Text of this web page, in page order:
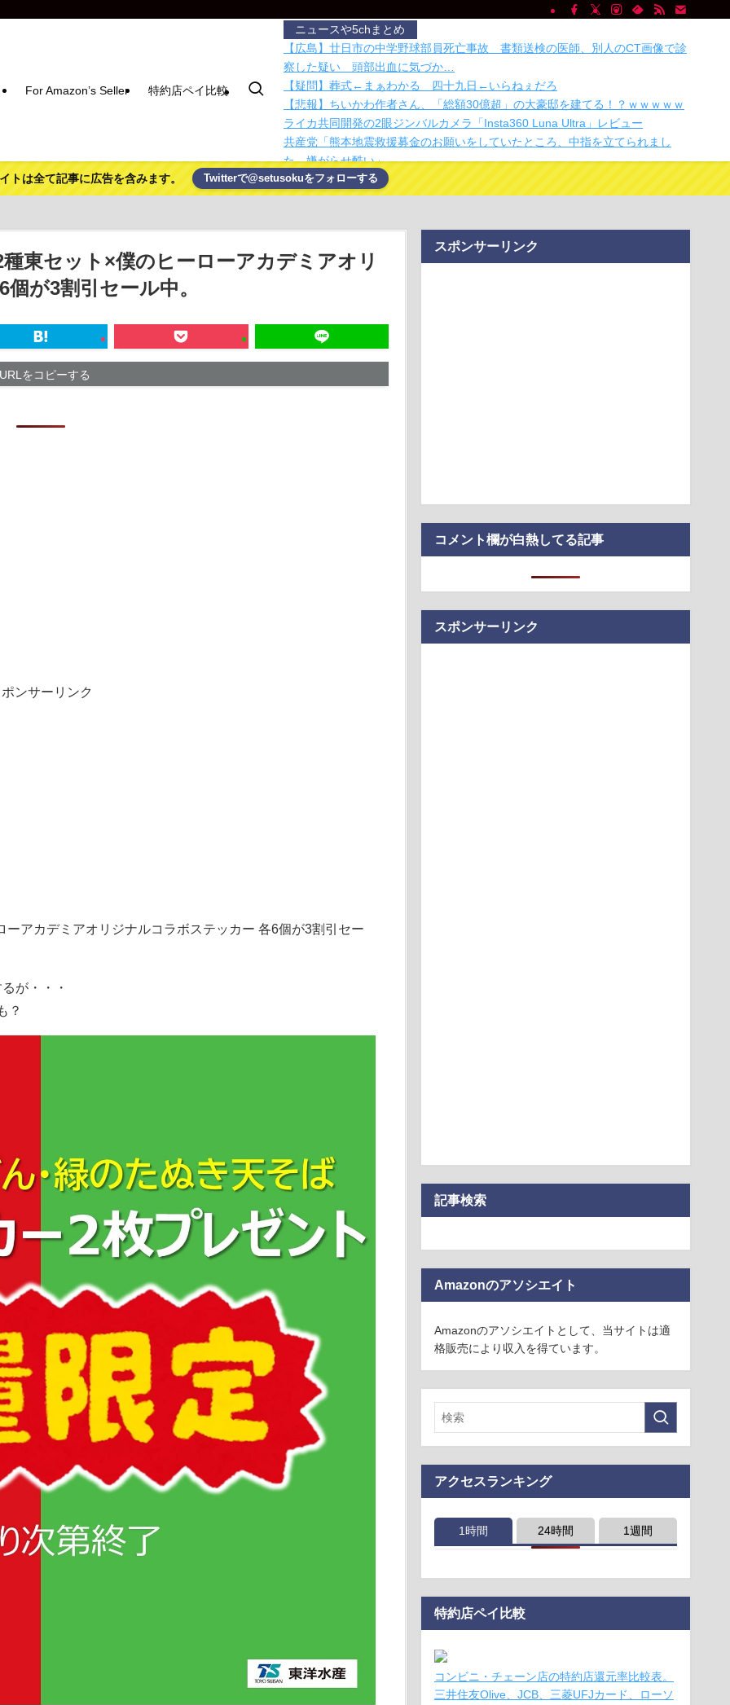
For Amazon’s Seller 特約店ペイ比較
ニュースや5chまとめ
【広島】廿日市の中学野球部員死亡事故 書類送検の医師、別人のCT画像で診
察した疑い 頭部出血に気づか…
【疑問】葬式←まぁわかる 四十九日←いらねぇだろ
【悲報】ちいかわ作者さん、「総額30億超」の大豪邸を建てる！？ｗｗｗｗｗ
ライカ共同開発の2眼ジンバルカメラ「Insta360 Luna Ultra」レビュー
共産党「熊本地震救援募金のお願いをしていたところ、中指を立てられまし
た。嫌がらせ酷い」
【悲報】X「アスペの検査した結果wwwwwwwww」
【ディズニー】高級ホテルでお馴染みのホテルミラコスタさん 値上げして改
【画像あり】NASAが開発、着るだけで瞬時に「-15℃冷却」する冷感ポンチョ
3,980円！
【動画】移民受け入れ派のパヨおば、自分の家に来られたら全力で拒否るｗｗ
ました
ガチャ課金がメインコンテンツのスマホゲーム サ終と倒産が相次ぎ終わる
プレビューURL付きのセルフホスト型開発サンドボックス「sandboxd」
トは全て記事に広告を含みます。 Twitterで@setusokuをフォローする
東セット×僕のヒーローアカデミアオリ
が3割引セール中。
URLをコピーする
ンサーリンク
アカデミアオリジナルコラボステッカー 各6個が3割引セー
が・・・
？
スポンサーリンク
コメント欄が白熱してる記事
スポンサーリンク
記事検索
Amazonのアソシエイト
Amazonのアソシエイトとして、当サイトは適
格販売により収入を得ています。
アクセスランキング
1時間 24時間 1週間
特約店ペイ比較
コンビニ・チェーン店の特約店還元率比較表。
三井住友Olive、JCB、三菱UFJカード、ローソ